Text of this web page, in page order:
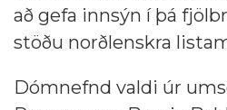
að gefa innsýn í þá
stöðu norðlenskra
Dómnefnd valdi úr